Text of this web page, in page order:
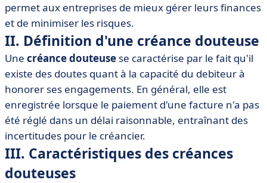
• V. Outils et logiciels pour gérer les créances
douteuses
• VI. Conclusion
permet aux entreprises de mieux gérer leurs finances
et de minimiser les risques.
II. Définition d'une créance douteuse
Une créance douteuse se caractérise par le fait qu'il
existe des doutes quant à la capacité du debiteur à
honorer ses engagements. En général, elle est
enregistrée lorsque le paiement d'une facture n'a pas
été réglé dans un délai raisonnable, entraînant des
incertitudes pour le créancier.
III. Caractéristiques des créances
douteuses